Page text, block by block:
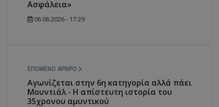
Ασφάλεια»
06.06.2026 - 17:29
ΕΠΌΜΕΝΟ ΆΡΘΡΟ
Αγωνίζεται στην 6η κατηγορία αλλά πάει
Μουντιάλ - Η απίστευτη ιστορία του
35χρονου αμυντικού